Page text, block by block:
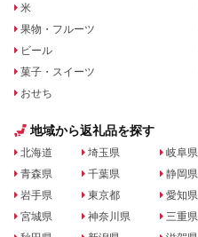
米
果物・フルーツ
ビール
菓子・スイーツ
おせち
地域から返礼品を探す
北海道
青森県
岩手県
宮城県
埼玉県
千葉県
東京都
神奈川県
岐阜県
静岡県
愛知県
三重県